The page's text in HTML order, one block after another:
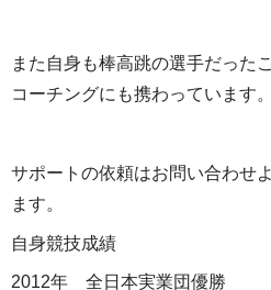
また自身も棒高跳の選手だった
コーチングにも携わっています。
サポートの依頼はお問い合わせ
ます。
自身競技成績
2012年 全日本実業団優勝